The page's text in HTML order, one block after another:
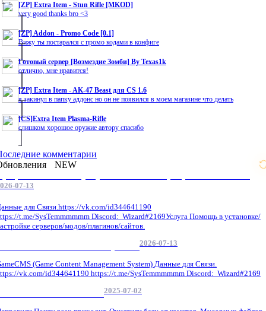
[ZP] Extra Item - Stun Rifle [MKOD]
very good thanks bro <3
[ZP] Addon - Promo Code [0.1]
Вижу ты постарался с промо кодами в конфиге
Готовый сервер [Возмездие Зомби] By Texas1k
отлично, мне нравится!
[ZP] Extra Item - AK-47 Beast для CS 1.6
я закинул в папку аддонс но он не появился в моем магазине что делать
[CS]Extra Item Plasma-Rifle
слишком хорошое оружие автору спасибо
комментарии
NEW
07-13
для Связи.https://vk.com/id344641190
t.me/SysTemmmmmm Discord: Wizard#2169Услуга Помощь в установке/
серверов/модов/плагинов/сайтов.
2026-07-13
(Game Content Management System) Данные для Связи.
vk.com/id344641190 https://t.me/SysTemmmmmm Discord: Wizard#2169
2025-07-02